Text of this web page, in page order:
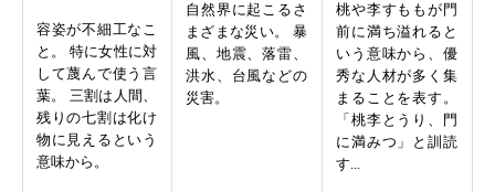
容姿が不細工なこ
と。 特に女性に対
して蔑んで使う言
葉。 三割は人間、
残りの七割は化け
物に見えるという
意味から。
自然界に起こるさ
まざまな災い。 暴
風、地震、落雷、
洪水、台風などの
災害。
桃や李すももが門
前に満ち溢れると
いう意味から、優
秀な人材が多く集
まることを表す。
「桃李とうり、門
に満みつ」と訓読
す...